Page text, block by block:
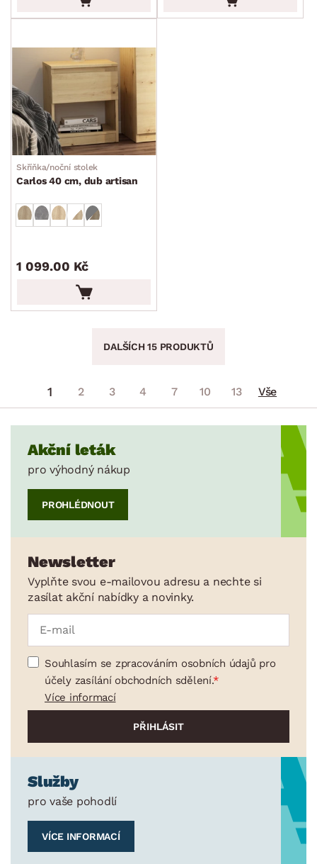
Skříňka/noční stolek
Carlos 40 cm, dub artisan
1 099.00 Kč
DALŠÍCH 15 PRODUKTŮ
1 2 3 4 7 10 13 Vše
Akční leták
pro výhodný nákup
PROHLÉDNOUT
Newsletter
Vyplňte svou e-mailovou adresu a nechte si
zasílat akční nabídky a novinky.
Souhlasím se zpracováním osobních údajů pro
účely zasílání obchodních sdělení.
Více informací
Služby
pro vaše pohodlí
VÍCE INFORMACÍ